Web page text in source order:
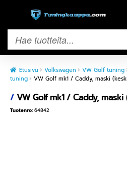
Etusivu Volkswagen VW Golf tuning
tuning
VW Golf mk1 / Caddy, maski
/VW Golf mk1 / Caddy, maski
Tuotenro: 64842